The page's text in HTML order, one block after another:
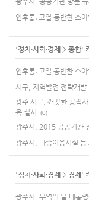
인후통․고열 동반한 소
'정치·사회·경제 > 종합'
인후통․고열 동반한 소
서구, 지역발전 전략개발
광주 서구, 깨끗한 공직
육 실시
(0)
광주시, 2015 공공기관
광주시, 다중이용시설 등
'정치·사회·경제 > 경제'
광주시, 무역의 날 대통